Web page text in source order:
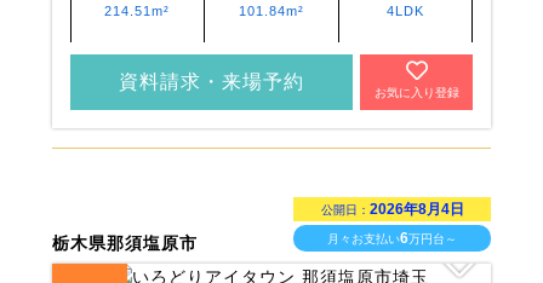
214.51m²
101.84m²
4LDK
資料請求・来場予約
お気に入り登録
栃木県那須塩原市
公開日： 2026年8月4日
月々お支払い6万円台～